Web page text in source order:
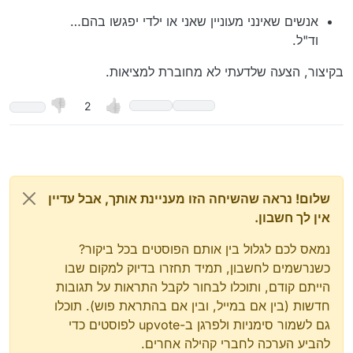
אנשים שאינני מעוניין שאני או ילדי יפגשו בהם…
וד"ל.
בקיצור, הצעה שלדעתי לא מחוברת למציאות.
2
שלום! נראה שהשיחה הזו מעניינת אותך, אבל עדיין
אין לך חשבון.
נמאס לכם לגלול בין אותם הפוסטים בכל ביקור?
כשנרשמים לחשבון, תמיד תחזרו בדיוק למקום שבו
הייתם קודם, ותוכלו לבחור לקבל התראות על תגובות
חדשות (בין אם במייל, ובין אם בהתראת פוש). תוכלו
גם לשמור סימניות ולפרגן ב-upvote לפוסטים כדי
להביע הערכה לחברי קהילה אחרים.